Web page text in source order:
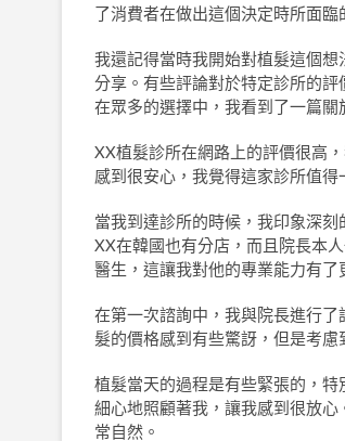
了消費者在做出這個決定時所面臨
我還記得當時我開始對植髮這個
分享。有些評論對於特定診所的
在眾多的選擇中，我看到了一篇
XX植髮診所在網路上的評價很高
感到很安心，我覺得這家診所值
當我到達診所的時候，我印象深
XX在韓國也有分店，而且院長本
醫生，這讓我對他的專業能力有了
在第一次諮詢中，我與院長進行
髮的價格感到有些驚訝，但是考
植髮當天的過程是有些緊張的，
細心地照顧著我，讓我感到很放
常自然。